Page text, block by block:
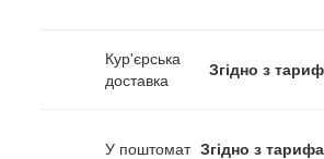
Кур'єрська
доставка
Згідно з
У поштомат Згідно з